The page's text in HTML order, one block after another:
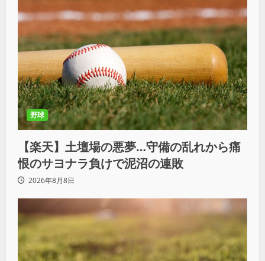
野球
【楽天】土壇場の悪夢…守備の乱れから痛
恨のサヨナラ負けで泥沼の連敗
2026年8月8日